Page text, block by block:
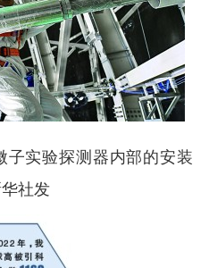
子实验探测器内部的安装
社发